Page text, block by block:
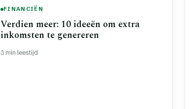
FINANCIËN
Verdien meer: 10 ideeën om extra
inkomsten te genereren
3 min leestijd